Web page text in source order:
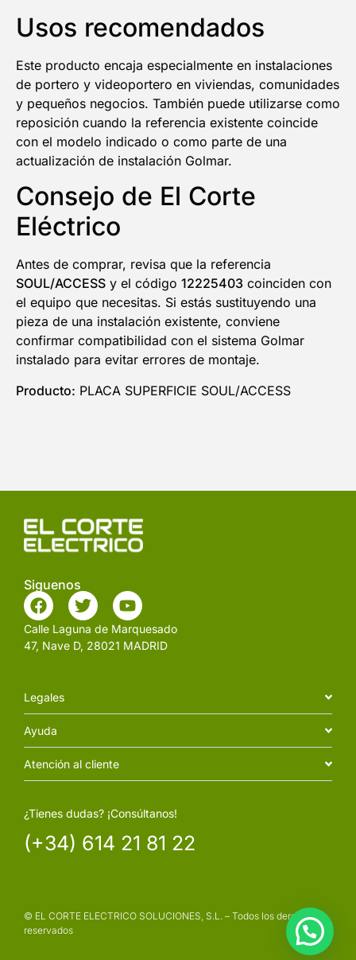
Usos recomendados
Este producto encaja especialmente en instalaciones
de portero y videoportero en viviendas, comunidades
y pequeños negocios. También puede utilizarse como
reposición cuando la referencia existente coincide
con el modelo indicado o como parte de una
actualización de instalación Golmar.
Consejo de El Corte
Eléctrico
Antes de comprar, revisa que la referencia
SOUL/ACCESS y el código 12225403 coinciden con
el equipo que necesitas. Si estás sustituyendo una
pieza de una instalación existente, conviene
confirmar compatibilidad con el sistema Golmar
instalado para evitar errores de montaje.
Producto: PLACA SUPERFICIE SOUL/ACCESS
Siguenos
Calle Laguna de Marquesado
47, Nave D, 28021 MADRID
Legales
Ayuda
Atención al cliente
¿Tienes dudas? ¡Consúltanos!
(+34) 614 21 81 22
© EL CORTE ELECTRICO SOLUCIONES, S.L. – Todos los derechos
reservados